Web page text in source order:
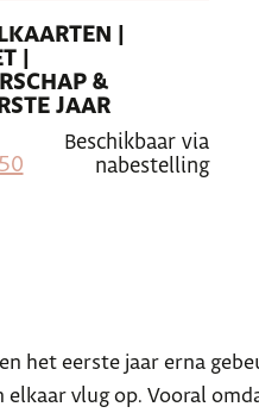
|
|
&
JAAR
Beschikbaar via
nabestelling
het eerste jaar erna
vlug op. Vooral